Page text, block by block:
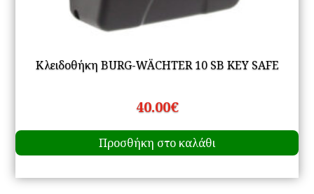
Κλειδοθήκη BURG-WÄCHTER 10 SB KEY SAFE
40.00€
Προσθήκη στο καλάθι